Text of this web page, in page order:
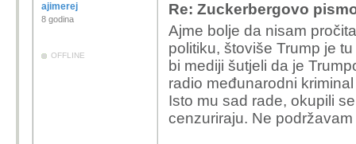
ajimerej
8 godina
OFFLINE
Re: Zuckerbergovo
Ajme bolje da nisam
politiku, štoviše Trump je
bi mediji šutjeli da je
radio međunarodni
Isto mu sad rade, okupili
cenzuriraju. Ne